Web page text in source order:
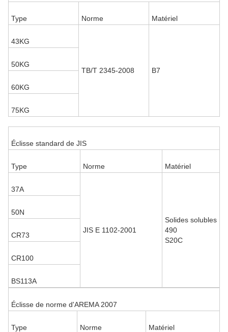
Type Norme Matériel
43KG
TB/T 2345-2008 B7
50KG
60KG
75KG
Éclisse standard de JIS
Type Norme Matériel
37A
JIS E 1102-2001
Solides solubles
490
S20C
50N
CR73
CR100
BS113A
Éclisse de norme d'AREMA 2007
Type Norme Matériel